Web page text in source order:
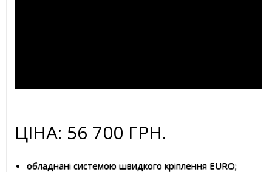
ЦІНА: 56 700 ГРН.
обладнані системою швидкого кріплення EURO;